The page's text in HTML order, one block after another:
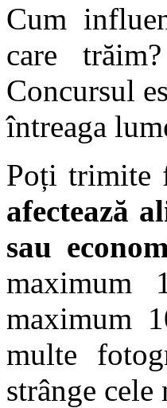
Cum
care
Concursul
întreaga
Poți trimite
afectează
sau
maximum
maximum
multe
strânge